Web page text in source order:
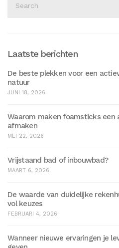
for:
Laatste berichten
De beste plekken voor een
natuur
JUNI 18, 2026
Waarom maken foamsticks een
afmaken
MEI 22, 2026
Vrijstaand bad of inbouwbad?
MAART 6, 2026
De waarde van duidelijke
vol keuzes
FEBRUARI 4, 2026
Wanneer nieuwe ervaringen je